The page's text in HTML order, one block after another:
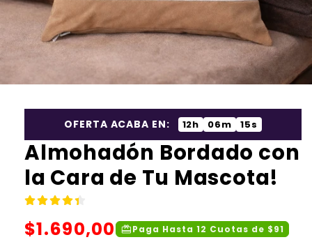
OFERTA ACABA EN: 12h 06m 14s
Almohadón Bordado con
la Cara de Tu Mascota!
Precio
$1.690,00 redeemPaga Hasta 12 Cuotas de $91